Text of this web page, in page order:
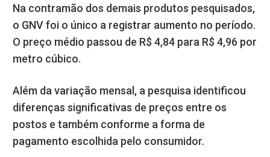
Na contramão dos demais produtos pesquisados,
o GNV foi o único a registrar aumento no período.
O preço médio passou de R$ 4,84 para R$ 4,96 por
metro cúbico.
Além da variação mensal, a pesquisa identificou
diferenças significativas de preços entre os
postos e também conforme a forma de
pagamento escolhida pelo consumidor.